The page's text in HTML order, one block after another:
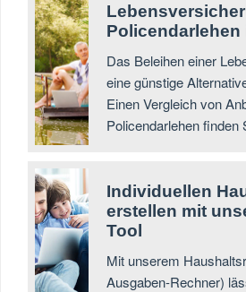
Policendarlehen
Das Beleihen einer
eine günstige
Einen Vergleich von
Policendarlehen finden
Individuellen
erstellen mit
Tool
Mit unserem
Ausgaben-Rechner)